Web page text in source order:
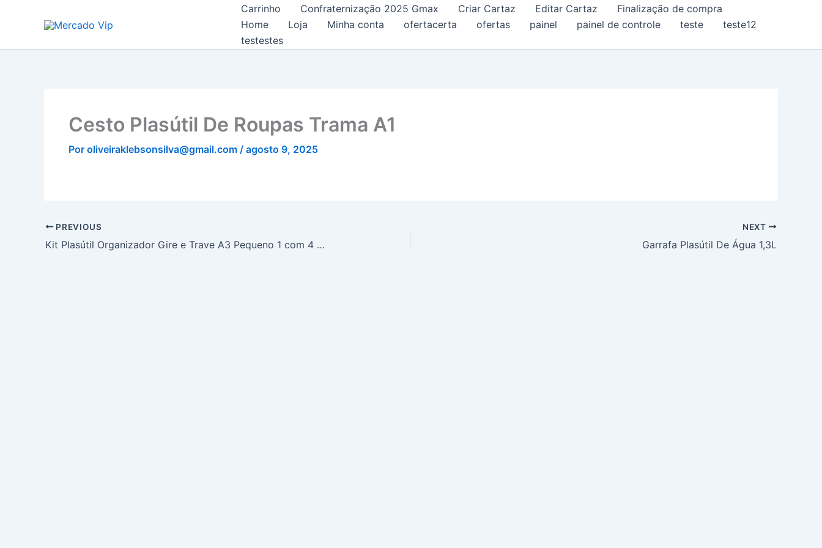
Carrinho Confraternização 2025 Gmax Criar Cartaz Editar Cartaz
Finalização de compra
Home
Loja Minha conta ofertacerta ofertas painel painel de controle teste
teste12
testestes
Cesto Plasútil De Roupas Trama A1
Por oliveiraklebsonsilva@gmail.com / agosto 9, 2025
PREVIOUS
Kit Plasútil Organizador Gire e Trave A3 Pequeno 1 com 4 Peças
NEXT
Garrafa Plasútil De Água 1,3L